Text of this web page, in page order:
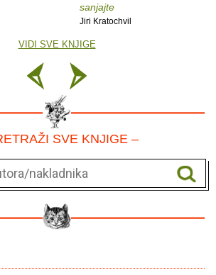
sanjajte
Jiri Kratochvil
VIDI SVE KNJIGE
SVE KNJIGE –